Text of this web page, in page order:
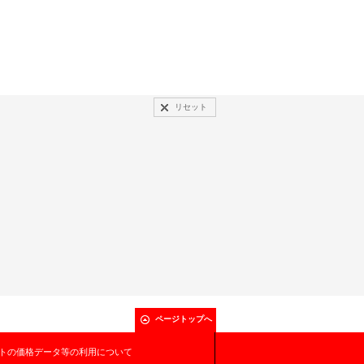
リセット
ページトップへ
の価格データ等の利用について